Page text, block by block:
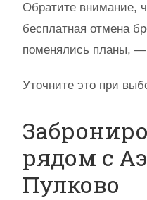
Обратите внимание,
бесплатная отмена
поменялись планы,
Уточните это при
рядом с
Пулково